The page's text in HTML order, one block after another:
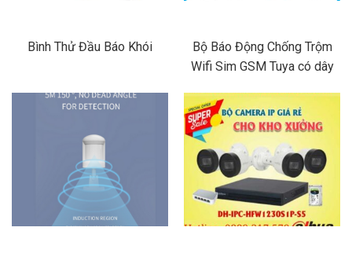
Bình Thử Đầu Báo Khói
Bộ Báo Động Chống Trộm
Wifi Sim GSM Tuya có dây